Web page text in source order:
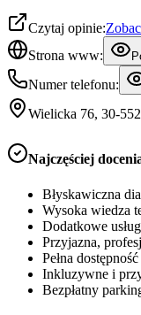
Czytaj opinie:
Strona www:
Numer telefonu:
Wielicka 76, 30-
Najczęściej
Błyskawiczna
Wysoka wiedza
Dodatkowe
Przyjazna,
Pełna
Inkluzywne i
Bezpłatny